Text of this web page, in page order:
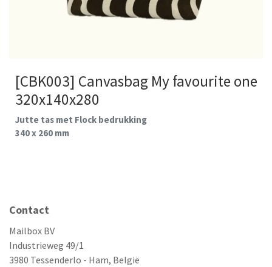
[CBK003] Canvasbag My favourite one
320x140x280
Jutte tas met Flock bedrukking
340 x 260 mm
Contact
Mailbox BV
Industrieweg 49/1
3980 Tessenderlo - Ham, België